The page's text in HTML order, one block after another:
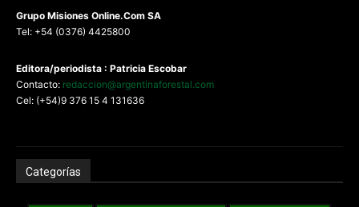
Grupo Misiones Online.Com SA
Tel: +54 (0376) 4425800
Editora/periodista : Patricia Escobar
Contacto: redaccion@argentinaforestal.com
Cel: (+54)9 376 15 4 131636
Categorías